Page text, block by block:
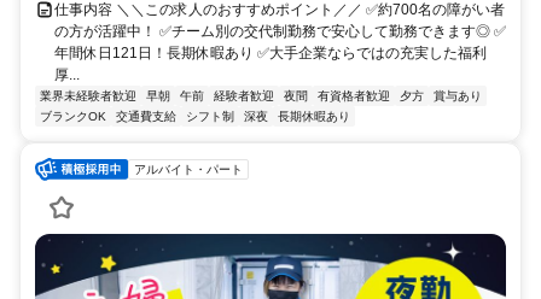
仕事内容 ＼＼この求人のおすすめポイント／／ ✅約700名の障がい者
の方が活躍中！ ✅チーム別の交代制勤務で安心して勤務できます◎ ✅
年間休日121日！長期休暇あり ✅大手企業ならではの充実した福利
厚...
業界未経験者歓迎 早朝 午前 経験者歓迎 夜間 有資格者歓迎 夕方
賞与あり
ブランクOK
交通費支給 シフト制 深夜 長期休暇あり
アルバイト・パート